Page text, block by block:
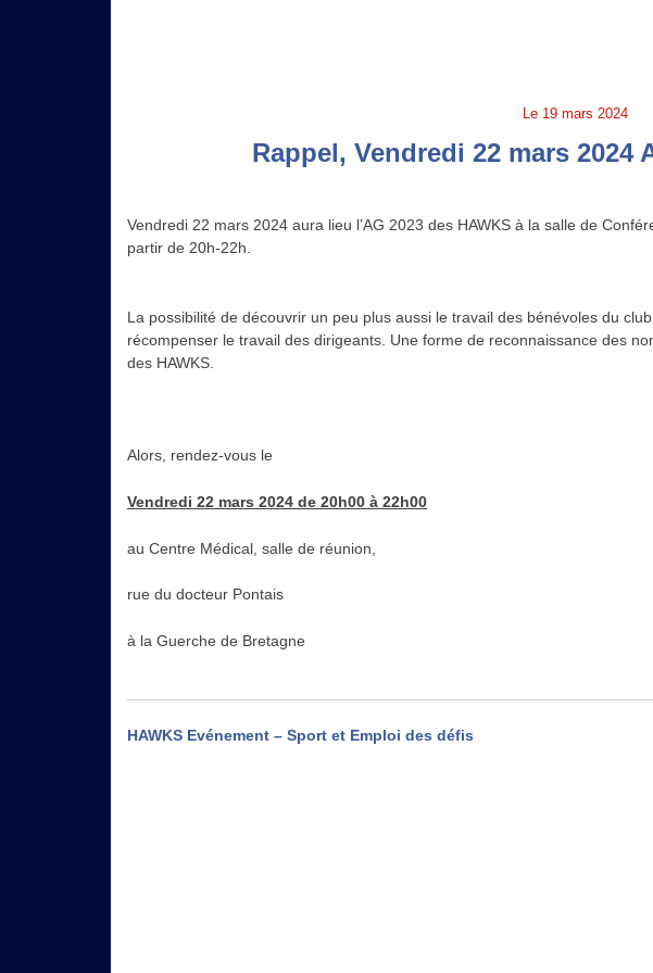
Le 19 mars 2024
Rappel, Vendredi 22 mars 2024
Vendredi 22 mars 2024 aura lieu l’AG 2023 des HAWKS à la salle de
partir de 20h-22h.
La possibilité de découvrir un peu plus aussi le travail des bénévoles du
récompenser le travail des dirigeants. Une forme de reconnaissance des
des HAWKS.
Alors, rendez-vous le
Vendredi 22 mars 2024 de 20h00 à 22h00
au Centre Médical, salle de réunion,
rue du docteur Pontais
à la Guerche de Bretagne
Navigation
HAWKS Evénement – Sport et Emploi des défis